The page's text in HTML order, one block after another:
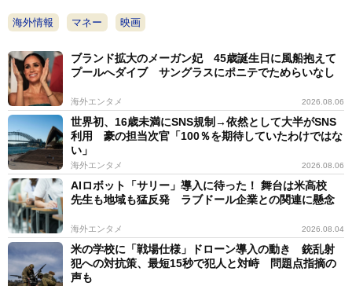
海外情報 マネー 映画
ブランド拡大のメーガン妃 45歳誕生日に風船抱えて
プールへダイブ サングラスにポニテでためらいなし
海外エンタメ 2026.08.06
世界初、16歳未満にSNS規制→依然として大半がSNS
利用 豪の担当次官「100％を期待していたわけではな
い」
海外エンタメ 2026.08.06
AIロボット「サリー」導入に待った！ 舞台は米高校
先生も地域も猛反発 ラブドール企業との関連に懸念
海外エンタメ 2026.08.04
米の学校に「戦場仕様」ドローン導入の動き 銃乱射
犯への対抗策、最短15秒で犯人と対峙 問題点指摘の
声も